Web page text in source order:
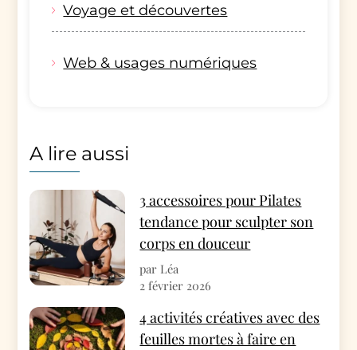
Voyage et découvertes
Web & usages numériques
A lire aussi
3 accessoires pour Pilates
tendance pour sculpter son
corps en douceur
par Léa
2 février 2026
4 activités créatives avec des
feuilles mortes à faire en